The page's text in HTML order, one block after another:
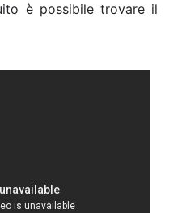
è possibile trovare il